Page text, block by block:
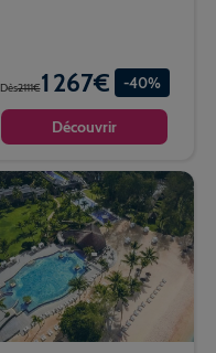
Dès2111€1 267€ -40%
Découvrir